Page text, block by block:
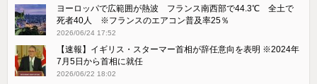
ヨーロッパで広範囲が熱波 フランス南西部で44.3℃ 全土で
死者40人 ※フランスのエアコン普及率25％
2026/06/24 17:52
【速報】イギリス・スターマー首相が辞任意向を表明 ※2024年
7月5日から首相に就任
2026/06/22 18:02